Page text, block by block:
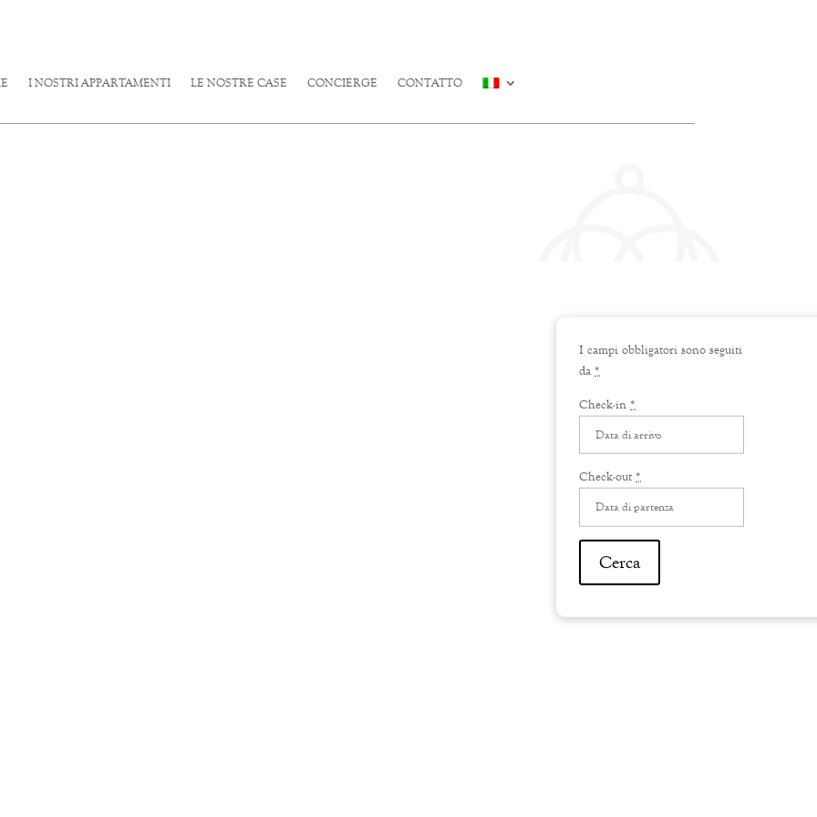
I NOSTRI APPARTAMENTI LE NOSTRE CASE CONCIERGE CONTATTO
I campi obbligatori sono seguiti
da *
Check-in *
Check-out *